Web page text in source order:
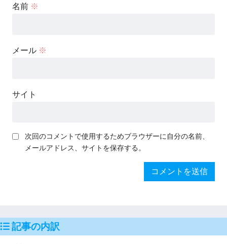
名前 ※
メール ※
サイト
次回のコメントで使用するためブラウザーに自分の名前、
メールアドレス、サイトを保存する。
記事の内訳